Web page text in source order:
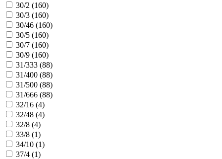
30/2 (160)
30/3 (160)
30/46 (160)
30/5 (160)
30/7 (160)
30/9 (160)
31/333 (88)
31/400 (88)
31/500 (88)
31/666 (88)
32/16 (4)
32/48 (4)
32/8 (4)
33/8 (1)
34/10 (1)
37/4 (1)